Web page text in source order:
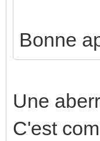
Bonne
Une
C'est